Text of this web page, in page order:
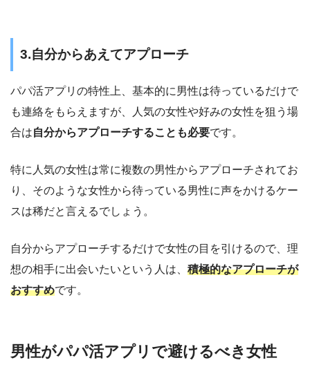
3.自分からあえてアプローチ
パパ活アプリの特性上、基本的に男性は待っているだけで
も連絡をもらえますが、人気の女性や好みの女性を狙う場
合は自分からアプローチすることも必要です。
特に人気の女性は常に複数の男性からアプローチされてお
り、そのような女性から待っている男性に声をかけるケー
スは稀だと言えるでしょう。
自分からアプローチするだけで女性の目を引けるので、理
想の相手に出会いたいという人は、 積極的なアプローチが
おすすめです。
男性がパパ活アプリで避けるべき女性